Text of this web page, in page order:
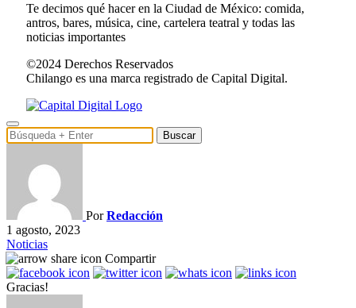
Te decimos qué hacer en la Ciudad de México: comida,
antros, bares, música, cine, cartelera teatral y todas las
noticias importantes
©2024 Derechos Reservados
Chilango es una marca registrado de Capital Digital.
Buscar
PorRedacción
1 agosto, 2023
Noticias
Compartir
Gracias!